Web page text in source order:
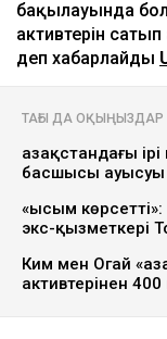
бақылауында
активтерін
деп хабарлайды
ТАҒЫ ДА ОҚЫҢЫЗДАР
Қазақстандағы
басшысы ауысуы
«Қысым
экс-қызметкері
Ким мен Огай
активтерінен